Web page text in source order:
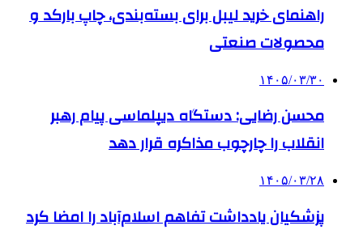
راهنمای خرید لیبل برای بسته‌بندی، چاپ بارکد و
محصولات صنعتی
۱۴۰۵/۰۳/۳۰
محسن رضایی: دستگاه دیپلماسی پیام رهبر
انقلاب را چارچوب مذاکره قرار دهد
۱۴۰۵/۰۳/۲۸
پزشکیان یادداشت تفاهم اسلام‌آباد را امضا کرد